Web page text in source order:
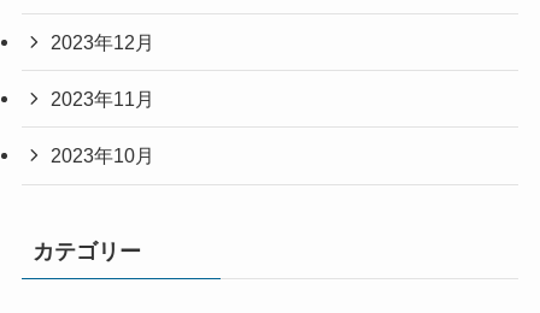
2023年12月
2023年11月
2023年10月
カテゴリー